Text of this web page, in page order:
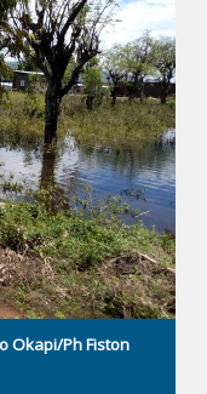
Okapi/Ph Fiston